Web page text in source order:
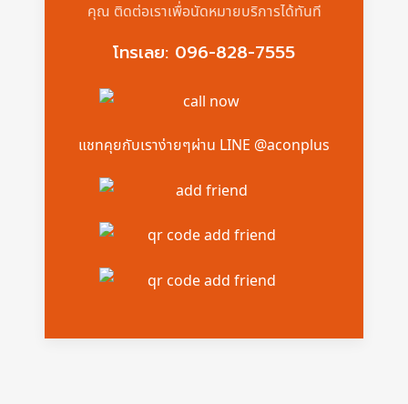
คุณ ติดต่อเราเพื่อนัดหมายบริการได้ทันที
โทรเลย: 096-828-7555
แชทคุยกับเราง่ายๆผ่าน LINE @aconplus